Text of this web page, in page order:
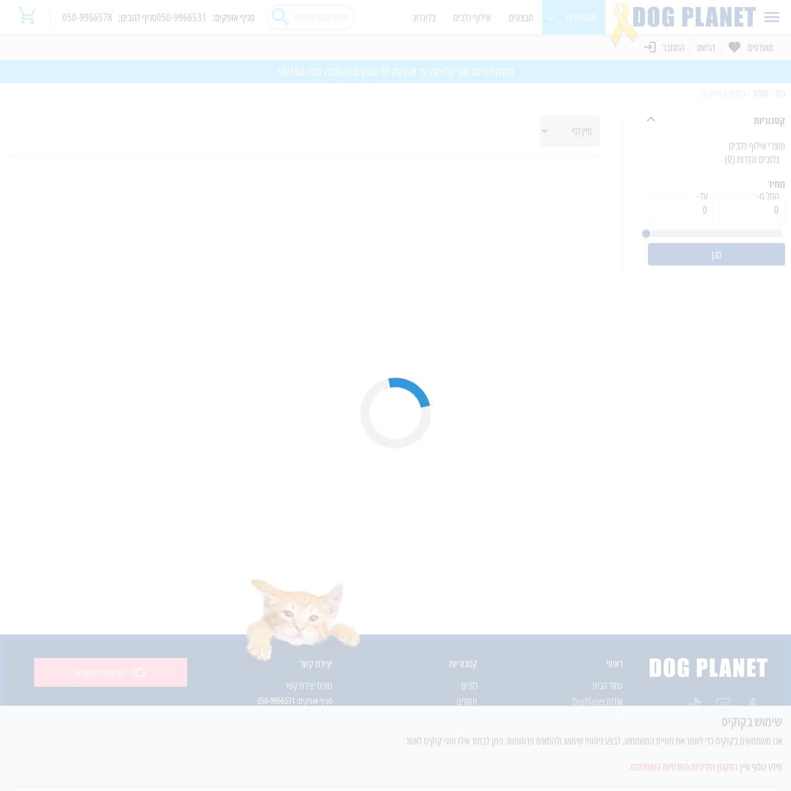
חנות חיות
בעלי כנף
מבצעים אילוף כלבים בלוגדוג סניף אופקים:
050-9966531סניףלהבים:
050-9966578
מועדפים הרשם התחבר
משלוח חינם תוך שלושה עד ארבעה ימי עסקים בהזמנה מעל ₪150!
בית קטלוג
קטגוריות
מוצרי אילוף כלבים
כלובים וגדרות(0)
מחיר
החל מ- עד-
סנן
ראשי
עמוד הבית
אודות DogPlanet
קטגוריות
כלבים
חתולים
יצירת קשר
טופס יצירת קשר
סניף אופקים: 050-9966531
סניף להבים:050-9966578
הצטרפו למועדון
שימוש בקוקיס
אנו משתמשים בקוקיס כדי לשפר את חוויית המשתמש, לבצע ניתוחי שימוש ולהתאים פרסומות. ניתן לבחור אילו סוגי קוקיס לאשר:
מידע נוסף עיין בתקנון ומדיניות הפרטיות המעודכנת.